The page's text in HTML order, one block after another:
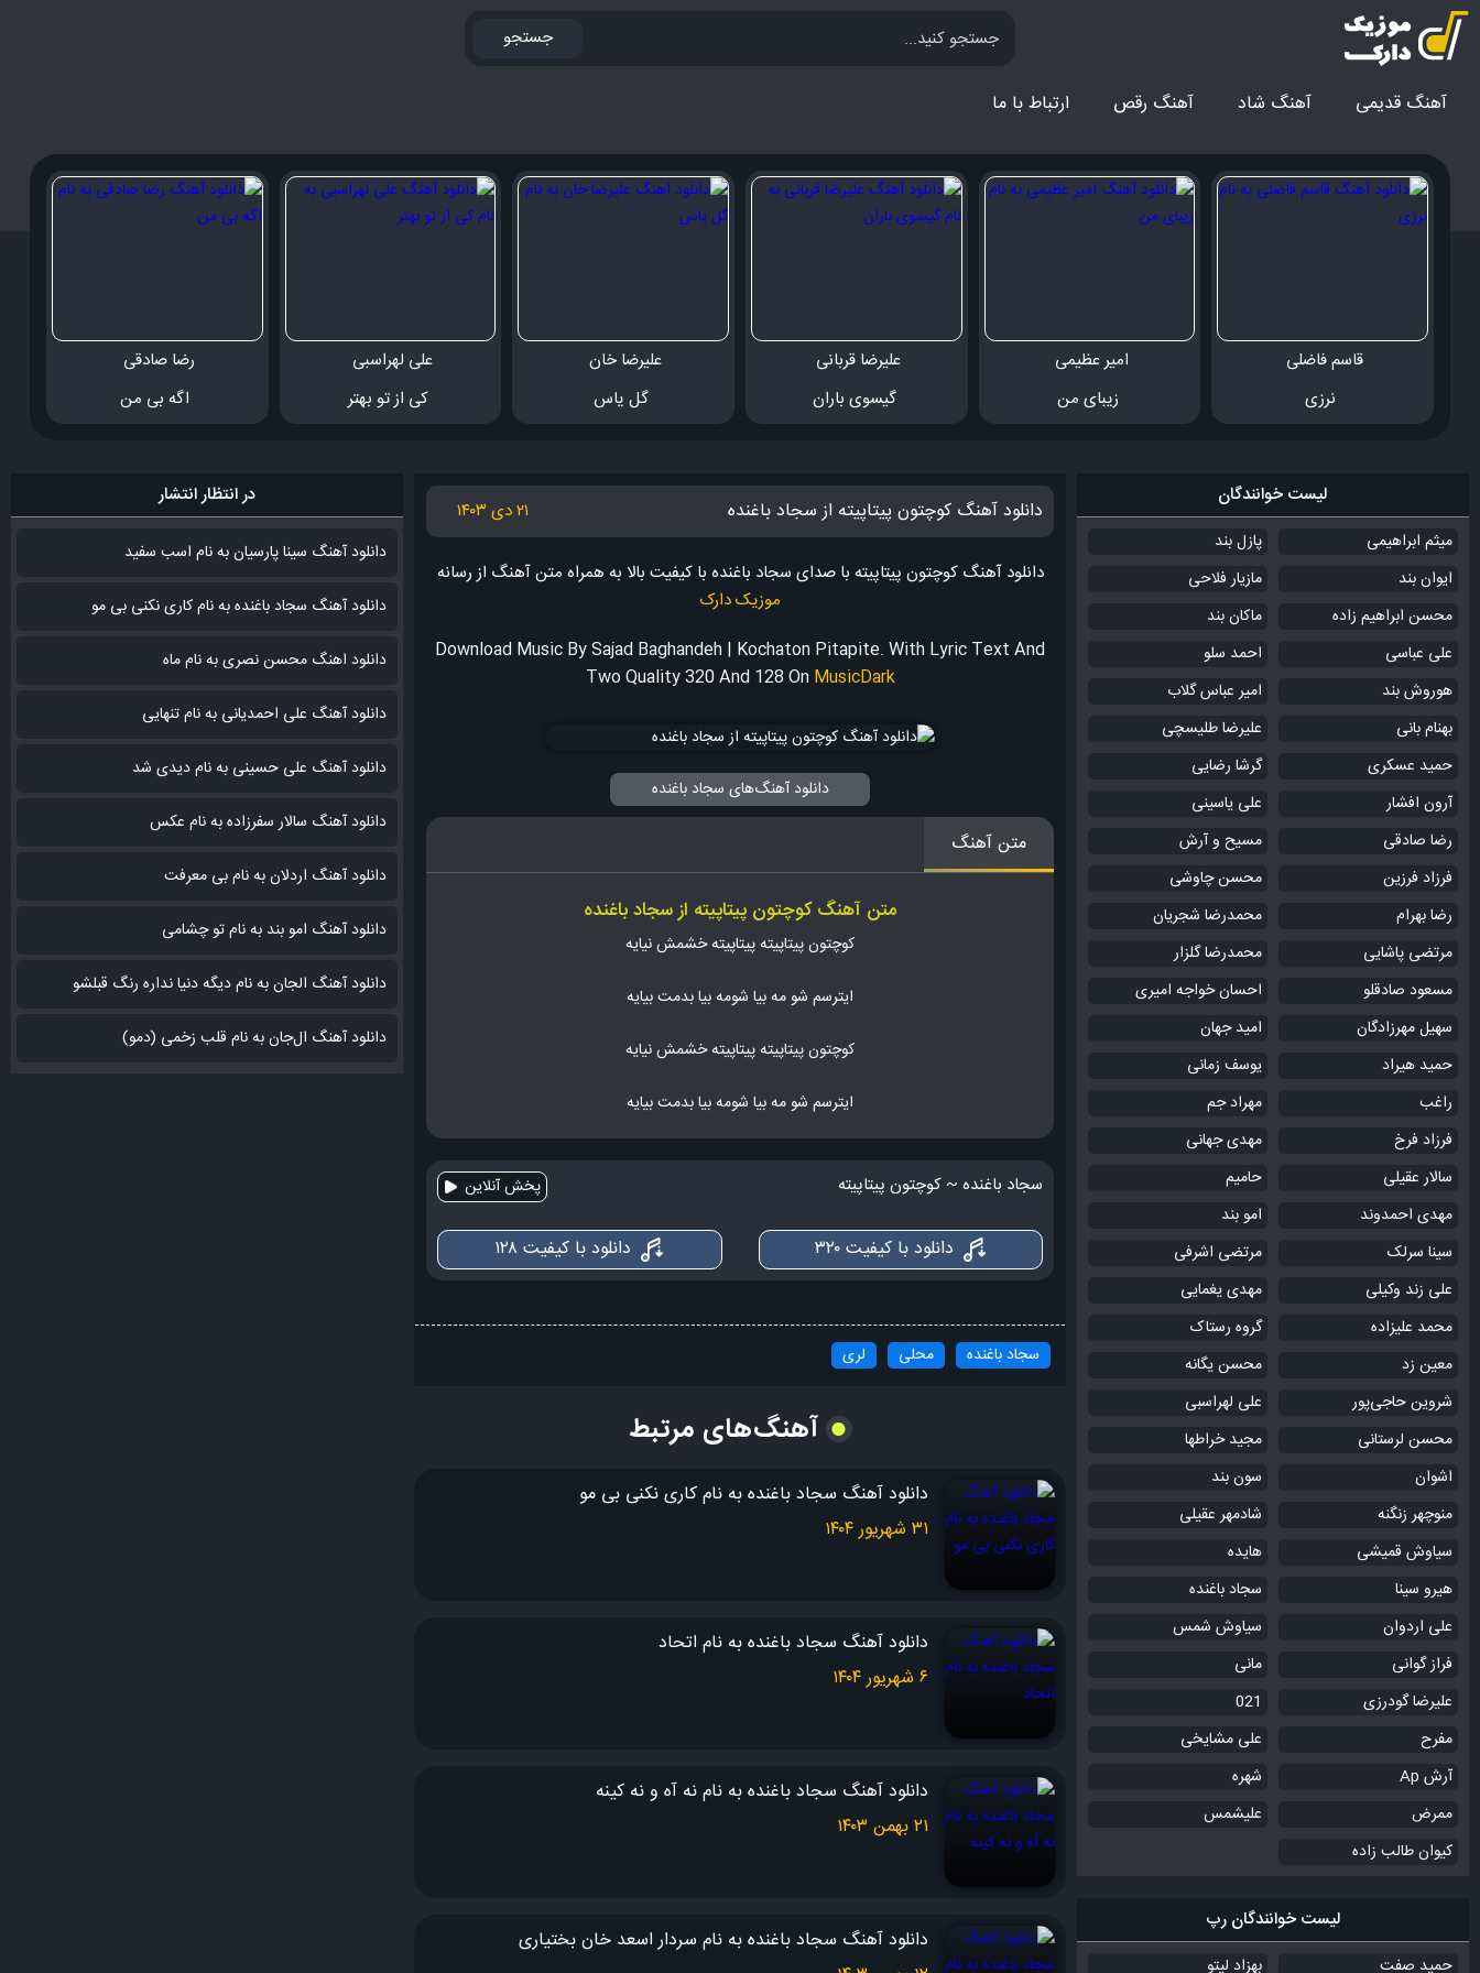
جستجو
آهنگ قدیمی آهنگ‌ شاد آهنگ رقص ارتباط با ما
قاسم فاضلی
نرزی
امیر عظیمی
زیبای من
علیرضا قربانی
گیسوی باران
علیرضا خان
گل یاس
علی لهراسبی
کی از تو بهتر
رضا صادقی
اگه بی من
دانلود آهنگ کوچتون پیتاپیته از سجاد باغنده ۲۱ دی ۱۴۰۳
دانلود آهنگ کوچتون پیتاپیته با صدای سجاد باغنده با کیفیت بالا به همراه متن آهنگ از رسانه
موزیک دارک
Download Music By Sajad Baghandeh | Kochaton Pitapite. With Lyric Text And
Two Quality 320 And 128 On MusicDark
دانلود آهنگ‌های سجاد باغنده
متن آهنگ
متن آهنگ کوچتون پیتاپیته از سجاد باغنده
کوچتون پیتاپیته پیتاپیته خشمش نیایه
ایترسم شو مه بیا شومه بیا بدمت بیایه
کوچتون پیتاپیته پیتاپیته خشمش نیایه
ایترسم شو مه بیا شومه بیا بدمت بیایه
سجاد باغنده ~ کوچتون پیتاپیته پخش آنلاین
دانلود با کیفیت ۳۲۰ دانلود با کیفیت ۱۲۸
سجاد باغنده محلی لری
آهنگ‌های مرتبط
دانلود آهنگ سجاد باغنده به نام کاری نکنی بی مو
۳۱ شهریور ۱۴۰۴
دانلود آهنگ سجاد باغنده به نام اتحاد
۶ شهریور ۱۴۰۴
دانلود آهنگ سجاد باغنده به نام نه آه و نه کینه
۲۱ بهمن ۱۴۰۳
دانلود آهنگ سجاد باغنده به نام سردار اسعد خان بختیاری
لیست خوانندگان
میثم ابراهیمی
پازل بند
ایوان بند
مازیار فلاحی
محسن ابراهیم زاده
ماکان بند
علی عباسی
احمد سلو
هوروش بند
امیر عباس گلاب
بهنام بانی
علیرضا طلیسچی
حمید عسکری
گرشا رضایی
آرون افشار
علی یاسینی
رضا صادقی
مسیح و آرش
فرزاد فرزین
محسن چاوشی
رضا بهرام
محمدرضا شجریان
مرتضی پاشایی
محمدرضا گلزار
مسعود صادقلو
احسان خواجه امیری
سهیل مهرزادگان
امید جهان
حمید هیراد
یوسف زمانی
راغب
مهراد جم
فرزاد فرخ
مهدی جهانی
سالار عقیلی
حامیم
مهدی احمدوند
امو بند
سینا سرلک
مرتضی اشرفی
علی زند وکیلی
مهدی یغمایی
محمد علیزاده
گروه رستاک
معین زد
محسن یگانه
شروین حاجی‌پور
علی لهراسبی
محسن لرستانی
مجید خراطها
اشوان
سون بند
منوچهر زنگنه
شادمهر عقیلی
سیاوش قمیشی
هایده
هیرو سینا
سجاد باغنده
علی اردوان
سیاوش شمس
فراز گوانی
مانی
علیرضا گودرزی
021
مفرح
علی مشایخی
آرش Ap
شهره
ممرض
علیشمس
کیوان طالب زاده
لیست خوانندگان رپ
حمید صفت
بهزاد لیتو
در انتظار انتشار
دانلود آهنگ سینا پارسیان به نام اسب سفید
دانلود آهنگ سجاد باغنده به نام کاری نکنی بی مو
دانلود اهنگ محسن نصری به نام‌ ماه
دانلود آهنگ علی احمدیانی به نام تنهایی
دانلود آهنگ علی حسینی به نام دیدی شد
دانلود آهنگ سالار سفرزاده به نام عکس
دانلود آهنگ اردلان به نام بی معرفت
دانلود آهنگ امو بند به نام تو چشامی
دانلود آهنگ الجان به نام دیگه دنیا نداره رنگ قبلشو
دانلود آهنگ ال‌جان به نام قلب زخمی (دمو)